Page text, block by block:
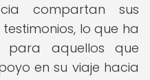
compartan sus
lo que ha
aquellos que
en su viaje hacia